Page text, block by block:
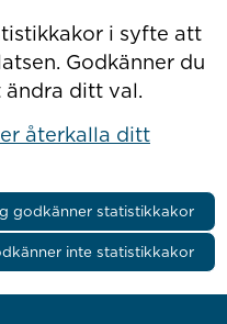
i syfte att
Godkänner du
ändra ditt val.
återkalla ditt
godkänner statistikkakor
inte statistikkakor